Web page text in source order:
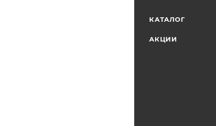
КАТАЛОГ
АКЦИИ